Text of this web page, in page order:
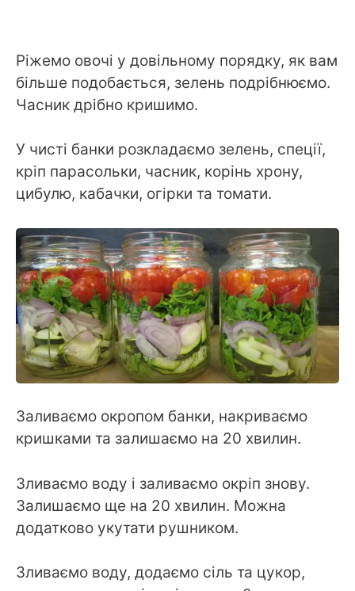
Ріжемо овочі у довільному порядку, як вам
більше подобається, зелень подрібнюємо.
Часник дрібно кришимо.
У чисті банки розкладаємо зелень, спеції,
кріп парасольки, часник, корінь хрону,
цибулю, кабачки, огірки та томати.
Заливаємо окропом банки, накриваємо
кришками та залишаємо на 20 хвилин.
Зливаємо воду і заливаємо окріп знову.
Залишаємо ще на 20 хвилин. Можна
додатково укутати рушником.
Зливаємо воду, додаємо сіль та цукор,